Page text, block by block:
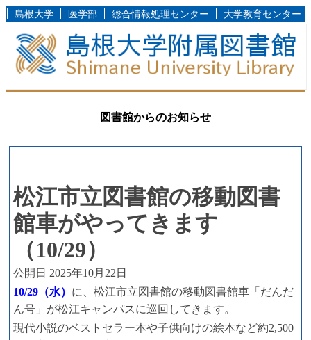
島根大学 医学部 総合情報処理センター 大学教育センター
図書館からのお知らせ
松江市立図書館の移動図書
館車がやってきます
（10/29）
公開日 2025年10月22日
10/29（水） に、松江市立図書館の移動図書館車「だんだ
ん号」が松江キャンパスに巡回してきます。
現代小説のベストセラー本や子供向けの絵本など約2,500